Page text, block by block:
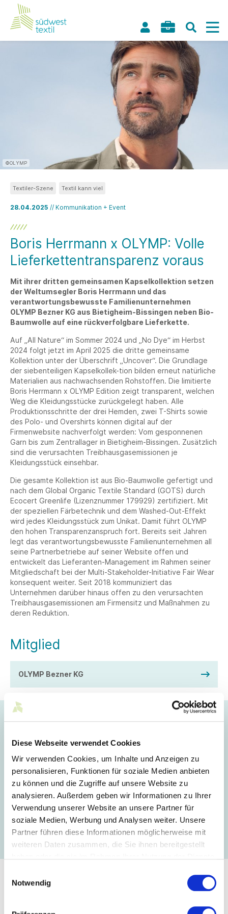
Diese Webseite verwendet Cookies
Wir verwenden Cookies, um Inhalte und Anzeigen zu
personalisieren, Funktionen für soziale Medien anbieten
zu können und die Zugriffe auf unsere Website zu
analysieren. Außerdem geben wir Informationen zu Ihrer
Verwendung unserer Website an unsere Partner für
soziale Medien, Werbung und Analysen weiter. Unsere
Partner führen diese Informationen möglicherweise mit
weiteren Daten zusammen, die Sie ihnen bereitgestellt
Notwendig
©OLYMP
28.04.2025 // Kommunikation + Event
Textiler-Szene Textil kann viel
Boris Herrmann x OLYMP: Volle
Lieferkettentransparenz voraus
Mit ihrer dritten gemeinsamen Kapselkollektion setzen
der Weltumsegler Boris Herrmann und das
verantwortungsbewusste Familienunternehmen
OLYMP Bezner KG aus Bietigheim-Bissingen neben Bio-
Baumwolle auf eine rückverfolgbare Lieferkette.
Auf „All Nature“ im Sommer 2024 und „No Dye“ im Herbst
2024 folgt jetzt im April 2025 die dritte gemeinsame
Kollektion unter der Überschrift „Uncover“. Die Grundlage
der siebenteiligen Kapselkollek-tion bilden erneut natürliche
Materialien aus nachwachsenden Rohstoffen. Die limitierte
Boris Herrmann x OLYMP Edition zeigt transparent, welchen
Weg die Kleidungsstücke zurückgelegt haben. Alle
Produktionsschritte der drei Hemden, zwei T-Shirts sowie
des Polo- und Overshirts können digital auf der
Firmenwebsite nachverfolgt werden: Vom gesponnenen
Garn bis zum Zentrallager in Bietigheim-Bissingen. Zusätzlich
sind die verursachten Treibhausgasemissionen je
Kleidungsstück einsehbar.
Die gesamte Kollektion ist aus Bio-Baumwolle gefertigt und
nach dem Global Organic Textile Standard (GOTS) durch
Ecocert Greenlife (Lizenznummer 179929) zertifiziert. Mit
der speziellen Färbetechnik und dem Washed-Out-Effekt
wird jedes Kleidungsstück zum Unikat. Damit führt OLYMP
den hohen Transparenzanspruch fort. Bereits seit Jahren
legt das verantwortungsbewusste Familienunternehmen all
seine Partnerbetriebe auf seiner Website offen und
entwickelt das Lieferanten-Management im Rahmen seiner
Mitgliedschaft bei der Multi-Stakeholder-Initiative Fair Wear
konsequent weiter. Seit 2018 kommuniziert das
Unternehmen darüber hinaus offen zu den verursachten
Treibhausgasemissionen am Firmensitz und Maßnahmen zu
deren Reduktion.
Mitglied
OLYMP Bezner KG
„Im Rahmen unseres
unseren konsequenten Kurs der letzten Jahre
zielgerichtet bei. Mit unserer dritten Boris
Herrmann x OLYMP Kollektion unterstreichen
wir nicht nur unsere mit Weitblick
vorgenommene Sortimentsgestaltung,
sondern geben auch transparenten Einblick in
die Herkunft der Produkte. Damit schaffen wir
weitere Leuchttürme für die Nachhaltigkeit.“
erklärt Mark Bezner, Geschäftsführender Gesellschafter von OLYMP.
Die limitierten Kapselkollektionen zwischen Boris Herrmann
und OLYMP widmen sich jeweils einer zentralen